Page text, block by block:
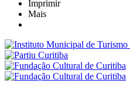
Imprimir
Mais